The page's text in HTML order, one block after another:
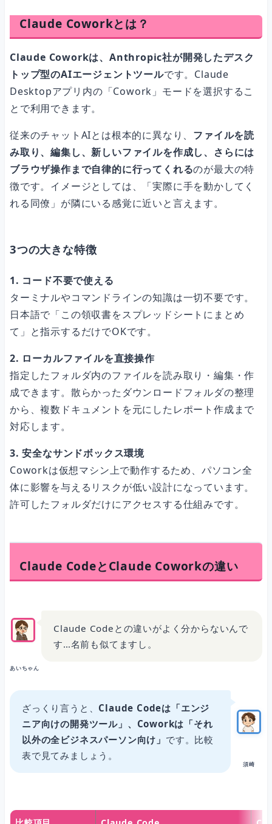
Q. 無料プランでも使えますか？
題ない？
Q. Claude Codeとどちらを使うべきですか？
まとめ
Claude Coworkとは？
Claude Coworkは、Anthropic社が開発したデスク
トップ型のAIエージェントツールです。Claude
Desktopアプリ内の「Cowork」モードを選択するこ
とで利用できます。
従来のチャットAIとは根本的に異なり、 ファイルを読
み取り、編集し、新しいファイルを作成し、さらには
ブラウザ操作まで自律的に行ってくれるのが最大の特
徴です。イメージとしては、「実際に手を動かしてく
れる同僚」が隣にいる感覚に近いと言えます。
3つの大きな特徴
1. コード不要で使える
ターミナルやコマンドラインの知識は一切不要です。
日本語で「この領収書をスプレッドシートにまとめ
て」と指示するだけでOKです。
2. ローカルファイルを直接操作
指定したフォルダ内のファイルを読み取り・編集・作
成できます。散らかったダウンロードフォルダの整理
から、複数ドキュメントを元にしたレポート作成まで
対応します。
3. 安全なサンドボックス環境
Coworkは仮想マシン上で動作するため、パソコン全
体に影響を与えるリスクが低い設計になっています。
許可したフォルダだけにアクセスする仕組みです。
Claude CodeとClaude Coworkの違い
あいちゃん
Claude Codeとの違いがよく分からないんで
す…名前も似てますし。
須崎
ざっくり言うと、 Claude Codeは「エンジ
ニア向けの開発ツール」、Coworkは「それ
以外の全ビジネスパーソン向け」 です。比較
表で見てみましょう。